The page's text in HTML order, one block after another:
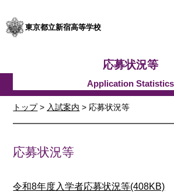
東京都立新宿高等学校
トップ> 入試案内 > 応募状況等
応募状況等
応募状況等
令和8年度入学者応募状況等(408KB)